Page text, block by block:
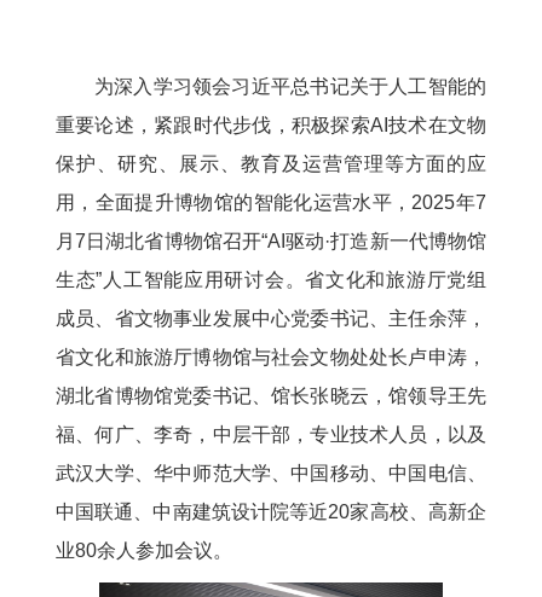
为深入学习领会习近平总书记关于人工智能的
重要论述，紧跟时代步伐，积极探索AI技术在文物
保护、研究、展示、教育及运营管理等方面的应
用，全面提升博物馆的智能化运营水平，2025年7
月7日湖北省博物馆召开“AI驱动·打造新一代博物馆
生态”人工智能应用研讨会。省文化和旅游厅党组
成员、省文物事业发展中心党委书记、主任余萍，
省文化和旅游厅博物馆与社会文物处处长卢申涛，
湖北省博物馆党委书记、馆长张晓云，馆领导王先
福、何广、李奇，中层干部，专业技术人员，以及
武汉大学、华中师范大学、中国移动、中国电信、
中国联通、中南建筑设计院等近20家高校、高新企
业80余人参加会议。